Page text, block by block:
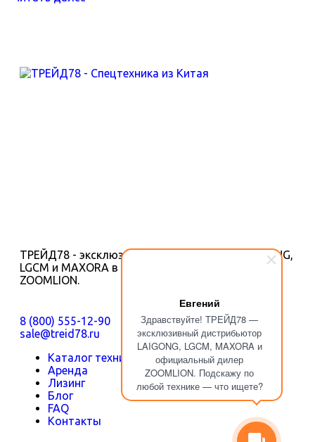
Евгений
Здравствуйте! ТРЕЙД78 —
эксклюзивный дистрибьютор
LAIGONG, LGCM, MAXORA и
официальный дилер
ZOOMLION. Подскажу по
любой технике — что ищете?
ТРЕЙД78 - эксклюзивный дистрибьютор LAIGONG,
LGCM и MAXORA в РФ, официальный дилер
ZOOMLION.
8 (800) 555-12-90
sale@treid78.ru
Каталог техники
Аренда
Лизинг
Блог
FAQ
Контакты